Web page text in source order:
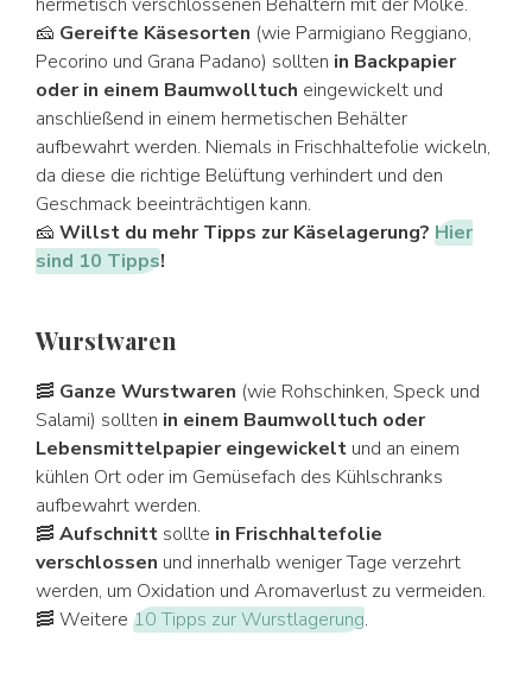
🧀 Gereifte Käsesorten (wie Parmigiano Reggiano,
Pecorino und Grana Padano) sollten in Backpapier
oder in einem Baumwolltuch eingewickelt und
anschließend in einem hermetischen Behälter
aufbewahrt werden. Niemals in Frischhaltefolie wickeln,
da diese die richtige Belüftung verhindert und den
Geschmack beeinträchtigen kann.
🧀 Willst du mehr Tipps zur Käselagerung? Hier
sind 10 Tipps!
Wurstwaren
🥓 Ganze Wurstwaren (wie Rohschinken, Speck und
Salami) sollten in einem Baumwolltuch oder
Lebensmittelpapier eingewickelt und an einem
kühlen Ort oder im Gemüsefach des Kühlschranks
aufbewahrt werden.
🥓 Aufschnitt sollte in Frischhaltefolie
verschlossen und innerhalb weniger Tage verzehrt
werden, um Oxidation und Aromaverlust zu vermeiden.
🥓 Weitere 10 Tipps zur Wurstlagerung.